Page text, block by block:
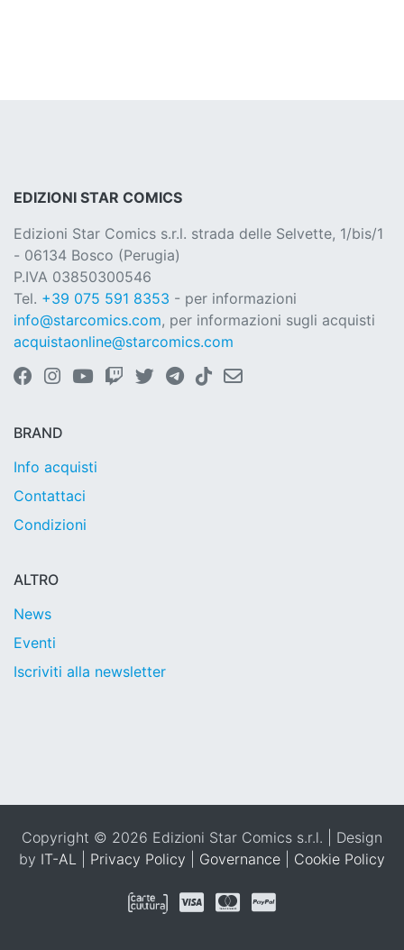
EDIZIONI STAR COMICS
Edizioni Star Comics s.r.l. strada delle Selvette, 1/bis/1
- 06134 Bosco (Perugia)
P.IVA 03850300546
Tel. +39 075 591 8353 - per informazioni
info@starcomics.com, per informazioni sugli acquisti
acquistaonline@starcomics.com
BRAND
Info acquisti
Contattaci
Condizioni
ALTRO
News
Eventi
Iscriviti alla newsletter
Copyright © 2026 Edizioni Star Comics s.r.l. | Design
by IT-AL Privacy Policy Governance Cookie Policy